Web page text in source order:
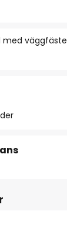
med väggfäste